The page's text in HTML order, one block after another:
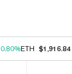
0.80%ETH $1,916.84